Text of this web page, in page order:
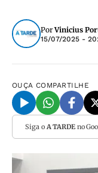
PorVinicius
15/07/2025 -
OUÇA COMPARTILHE
Siga o A TARDEno